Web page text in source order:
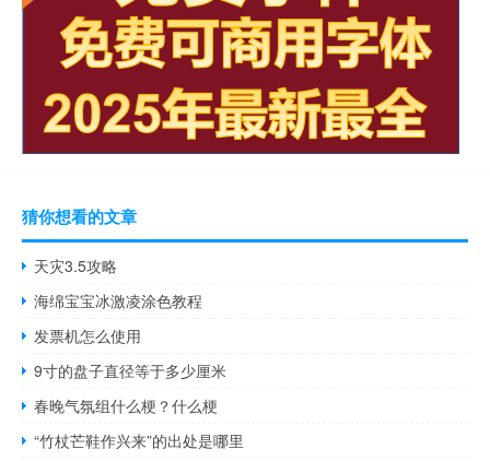
猜你想看的文章
天灾3.5攻略
海绵宝宝冰激凌涂色教程
发票机怎么使用
9寸的盘子直径等于多少厘米
春晚气氛组什么梗？什么梗
“竹杖芒鞋作兴来”的出处是哪里